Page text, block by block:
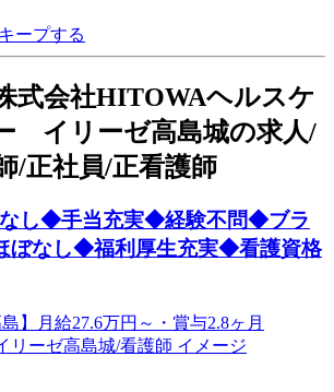
キープする
式会社HITOWAヘルスケ
イリーゼ高島城の求人/
/正社員/正看護師
なし◆手当充実◆経験不問◆ブラ
ぼなし◆福利厚生充実◆看護資格